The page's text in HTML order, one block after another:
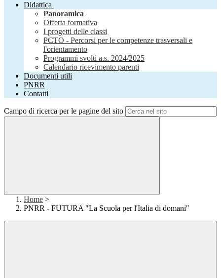
Didattica
Panoramica
Offerta formativa
I progetti delle classi
PCTO - Percorsi per le competenze trasversali e
l'orientamento
Programmi svolti a.s. 2024/2025
Calendario ricevimento parenti
Documenti utili
PNRR
Contatti
Campo di ricerca per le pagine del sito
Home >
PNRR - FUTURA "La Scuola per l'Italia di domani"